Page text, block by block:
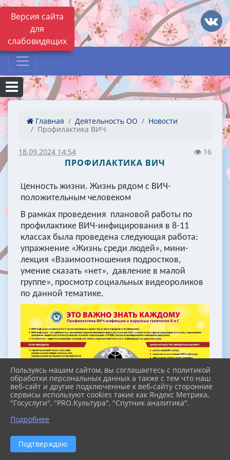
Версия сайта
для
слабовидящих
Главная Деятельность ОО
Новости
Профилактика ВИЧ
18.09.2024 14:54 16
ПРОФИЛАКТИКА ВИЧ
Ценность жизни. Жизнь рядом с ВИЧ-
положительным человеком
В рамках проведения плановой работы по
профилактике ВИЧ-инфицирования в 8-11
классах была проведена следующая работа:
упражнение «Жизнь среди людей», мини-
лекция «Взаимоотношения подростков,
умение сказать «нет», давление в малой
группе», просмотр социальных видеороликов
по данной тематике.
Пользуясь нашим сайтом, вы соглашаетесь с политикой
обработки персональных данных а также с тем что наш
веб-сайт и другие подключенные к веб-сайту сторонние
сервисы используют cookies такие как Яндекс Метрика,
"Госуслуги", "PRO.Культура", "Спутник аналитика".
Подробнее
Подтверждаю